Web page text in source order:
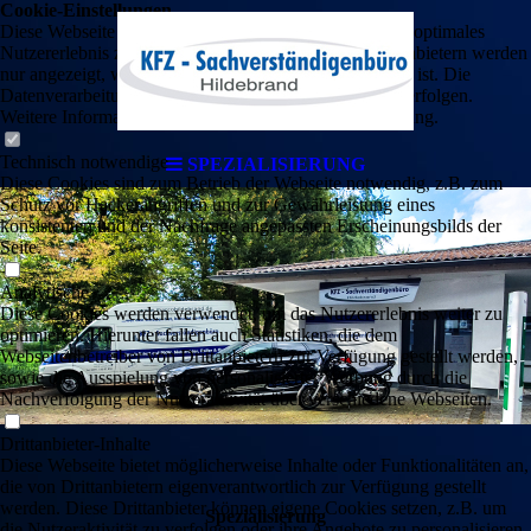
SPEZIALISIERUNG
Speziali­sierung
Cookie-Einstellungen
Diese Webseite verwendet Cookies, um Besuchern ein optimales
Nutzererlebnis zu bieten. Bestimmte Inhalte von Drittanbietern werden
nur angezeigt, wenn die entsprechende Option aktiviert ist. Die
Datenverarbeitung kann dann auch in einem Drittland erfolgen.
Weitere Informationen hierzu in der Datenschutzerklärung.
Technisch notwendige
Diese Cookies sind zum Betrieb der Webseite notwendig, z.B. zum
Schutz vor Hackerangriffen und zur Gewährleistung eines
konsistenten und der Nachfrage angepassten Erscheinungsbilds der
Seite.
Analytische
Diese Cookies werden verwendet, um das Nutzererlebnis weiter zu
optimieren. Hierunter fallen auch Statistiken, die dem
Webseitenbetreiber von Drittanbietern zur Verfügung gestellt werden,
sowie die Ausspielung von personalisierter Werbung durch die
Nachverfolgung der Nutzeraktivität über verschiedene Webseiten.
Drittanbieter-Inhalte
Diese Webseite bietet möglicherweise Inhalte oder Funktionalitäten an,
die von Drittanbietern eigenverantwortlich zur Verfügung gestellt
werden. Diese Drittanbieter können eigene Cookies setzen, z.B. um